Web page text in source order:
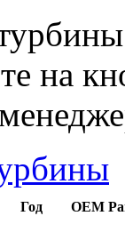
на
Год OEM